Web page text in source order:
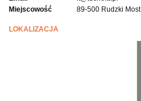
Miejscowość
89-500 Rudzki Most
LOKALIZACJA